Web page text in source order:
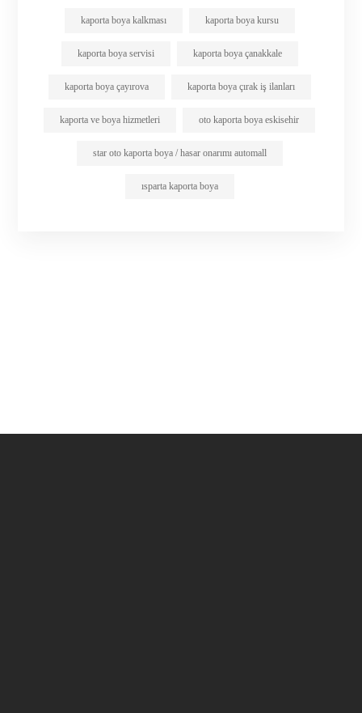
kaporta boya kalkması kaporta boya kursu
kaporta boya servisi kaporta boya çanakkale
kaporta boya çayırova kaporta boya çırak iş ilanları
kaporta ve boya hizmetleri oto kaporta boya eskisehir
star oto kaporta boya / hasar onarımı automall
ısparta kaporta boya